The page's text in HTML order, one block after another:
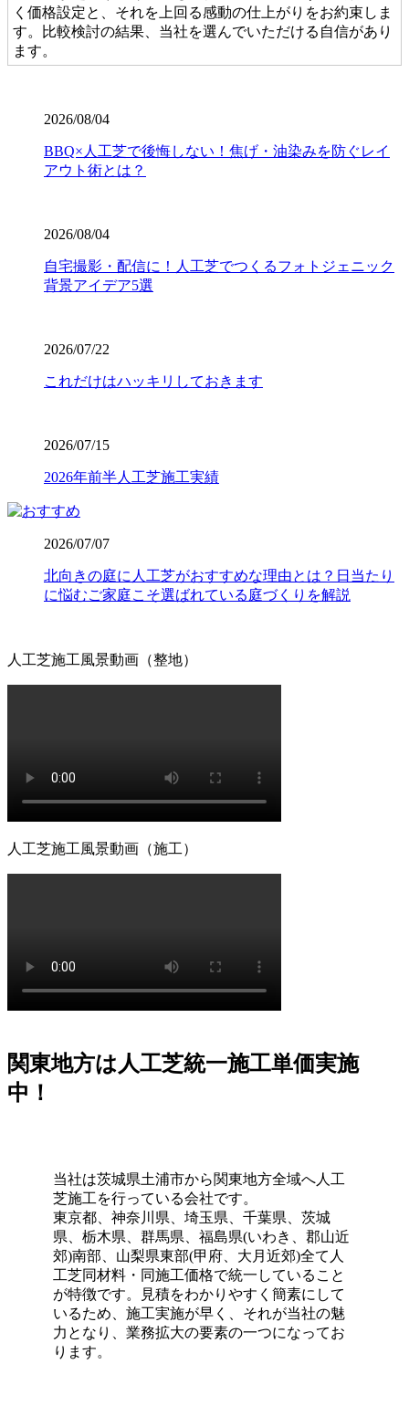
く価格設定と、それを上回る感動の仕上がりをお約束しま
す。比較検討の結果、当社を選んでいただける自信があり
ます。
当社の人工芝は、厳しい世界基準である海外のFIFA認定を
す。この認定は、スポーツにおける激しい衝撃や摩擦への
耐久性が保証されている証です。お子様が全力で走り回っ
が安全に、そしてアクティブに過ごせる空間を、確かな品
で、幅広い対応が可能です。まずは無料見積もりで、プロ
仕様の品質をご検討ください。
業者の選定で最も重要なのは、実は製品以上に「施工技
術」です。どんなに高級な人工芝を使っても、下地の処理
が甘かったり継ぎ目の接合が未熟だったりすると、数年で
フが責任を持って基礎から敷き込みまで一貫して行いま
す。細部までピシっと揃った、見ていて気持ちが良いほど
のフラットな仕上がりは、多くのお客様から高い評価をい
ただいております。プロの職人魂が宿る仕上がりをご提案
から始まります。
2026.7.16
す。その点、ワイズヴェルデの製品は15年の耐用を実証済
みです。長期間の使用に耐えうる高品質な素材選びこそ
いお庭づくりを、専門家の視点から支えます。
「人工芝を導入したいけれど、初期費用が気になる」とい
とが可能です。関東圏内での施工実績はトップクラスを誇
2026.7.1
お庭でのバーベキューは家族や友人との格別なひとときで
洗いも可能なため、清潔な状態を長く保てます。ただし、
素材の特性上、熱湯を直接かけたり火気を近づけすぎたり
することには注意が必要です。耐熱温度を守ることで、美
しいグリーンを長く愛用していただけます。施工後のアフ
ターケアやお手入れ方法の詳細まで、私たちがトータルで
サポートさせていただきます。安心してアウトドアを楽し
めるお庭作りを実現します。
2026.6.24
人工芝の最大の魅力は、施工後の維持管理が驚くほど楽な
2026/08/04
BBQ×人工芝で後悔しない！焦げ・油染みを防ぐレイ
アウト術とは？
2026/08/04
自宅撮影・配信に！人工芝でつくるフォトジェニック
背景アイデア5選
2026/07/22
これだけはハッキリしておきます
2026/07/15
2026年前半人工芝施工実績
2026/07/07
北向きの庭に人工芝がおすすめな理由とは？日当たり
に悩むご家庭こそ選ばれている庭づくりを解説
人工芝施工風景動画（整地）
人工芝施工風景動画（施工）
関東地方は人工芝統一施工単価実施
中！
当社は茨城県土浦市から関東地方全域へ人工
芝施工を行っている会社です。
東京都、神奈川県、埼玉県、千葉県、茨城
県、栃木県、群馬県、福島県(いわき、郡山近
郊)南部、山梨県東部(甲府、大月近郊)全て人
工芝同材料・同施工価格で統一していること
が特徴です。見積をわかりやすく簡素にして
いるため、施工実施が早く、それが当社の魅
力となり、業務拡大の要素の一つになってお
ります。